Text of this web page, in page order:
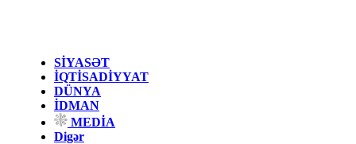
SİYASƏT
İQTİSADİYYAT
DÜNYA
İDMAN
MEDİA
Digər